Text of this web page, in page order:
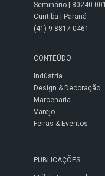
Seminário | 80240-001
Curitiba | Paraná
(41) 9 8817 0461
CONTEÚDO
Indústria
Design & Decoração
Marcenaria
Varejo
Feiras & Eventos
PUBLICAÇÕES